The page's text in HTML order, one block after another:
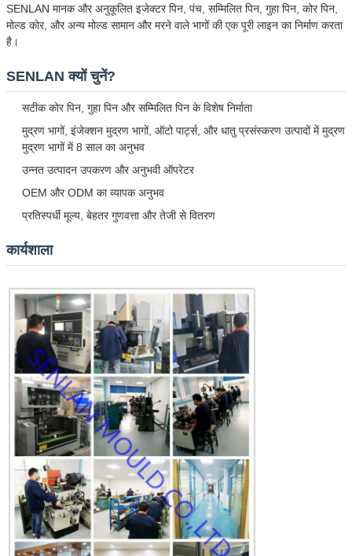
एक संदेश छोड़ें
SENLAN मानक और अनुकूलित इजेक्टर पिन, पंच, सम्मिलित पिन, गुहा पिन, कोर पिन,
मोल्ड कोर, और अन्य मोल्ड सामान और मरने वाले भागों की एक पूरी लाइन का निर्माण करता
है।
SENLAN क्यों चुनें?
सटीक कोर पिन, गुहा पिन और सम्मिलित पिन के विशेष निर्माता
मुद्रण भागों, इंजेक्शन मुद्रण भागों, ऑटो पार्ट्स, और धातु प्रसंस्करण उत्पादों में मुद्रण
मुद्रण भागों में 8 साल का अनुभव
उन्नत उत्पादन उपकरण और अनुभवी ऑपरेटर
OEM और ODM का व्यापक अनुभव
प्रतिस्पर्धी मूल्य, बेहतर गुणवत्ता और तेजी से वितरण
कार्यशाला